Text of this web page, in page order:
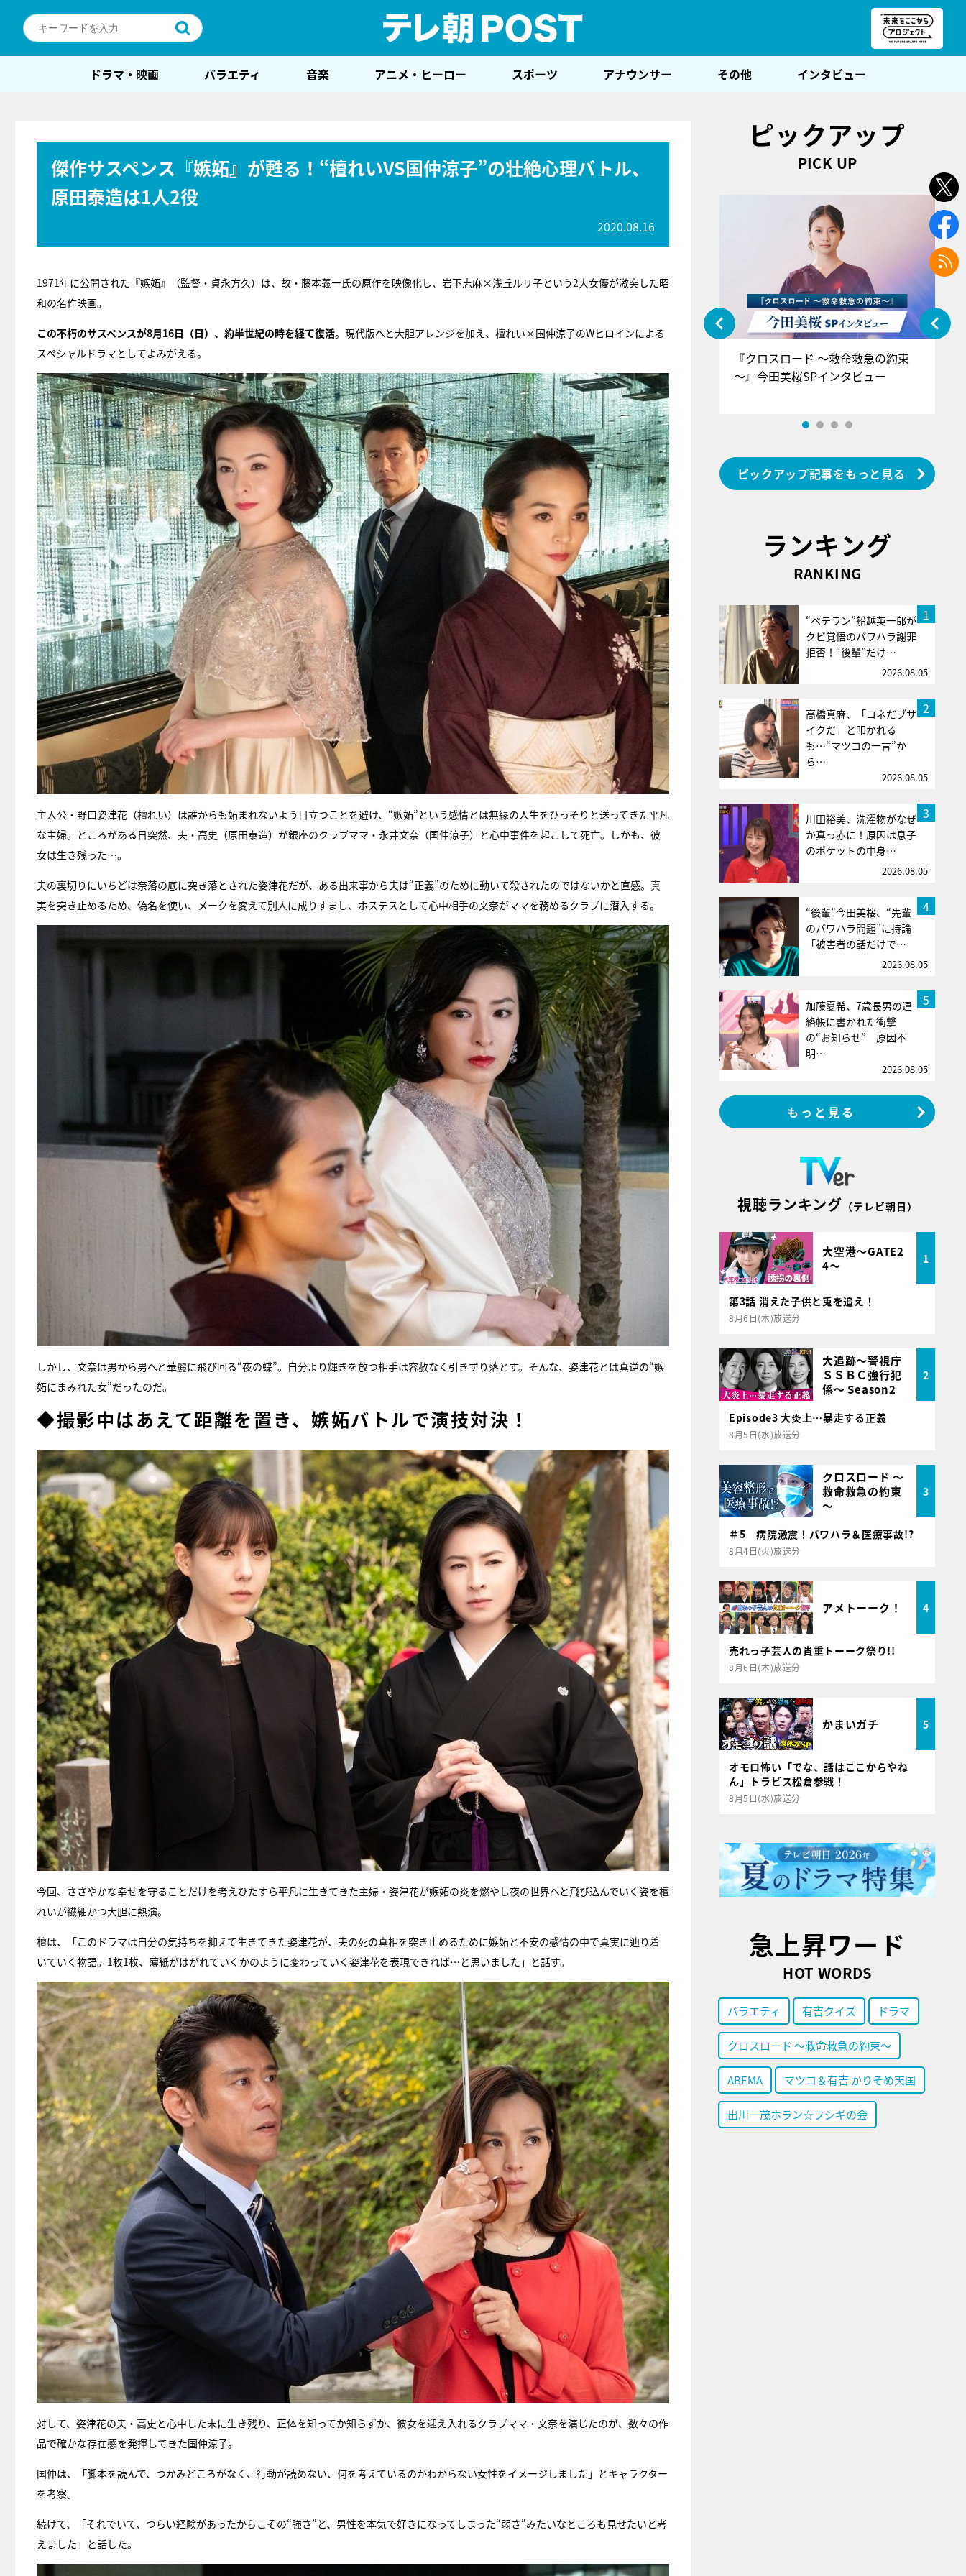
ドラマ・映画 バラエティ 音楽 アニメ・ヒーロー スポーツ アナウンサー その他 インタビュー
傑作サスペンス『嫉妬』が甦る！“檀れいVS国仲涼子”の壮絶心理バトル、
原田泰造は1人2役
2020.08.16
1971年に公開された『嫉妬』（監督・貞永方久）は、故・藤本義一氏の原作を映像化し、岩下志麻×浅丘ルリ子という2大女優が激突した昭
和の名作映画。
この不朽のサスペンスが8月16日（日）、約半世紀の時を経て復活。現代版へと大胆アレンジを加え、檀れい×国仲涼子のWヒロインによる
スペシャルドラマとしてよみがえる。
主人公・野口姿津花（檀れい）は誰からも妬まれないよう目立つことを避け、“嫉妬”という感情とは無縁の人生をひっそりと送ってきた平凡
な主婦。ところがある日突然、夫・高史（原田泰造）が銀座のクラブママ・永井文奈（国仲涼子）と心中事件を起こして死亡。しかも、彼
女は生き残った…。
夫の裏切りにいちどは奈落の底に突き落とされた姿津花だが、ある出来事から夫は“正義”のために動いて殺されたのではないかと直感。真
実を突き止めるため、偽名を使い、メークを変えて別人に成りすまし、ホステスとして心中相手の文奈がママを務めるクラブに潜入する。
しかし、文奈は男から男へと華麗に飛び回る“夜の蝶”。自分より輝きを放つ相手は容赦なく引きずり落とす。そんな、姿津花とは真逆の“嫉
妬にまみれた女”だったのだ。
◆撮影中はあえて距離を置き、嫉妬バトルで演技対決！
今回、ささやかな幸せを守ることだけを考えひたすら平凡に生きてきた主婦・姿津花が嫉妬の炎を燃やし夜の世界へと飛び込んでいく姿を檀
れいが繊細かつ大胆に熱演。
檀は、「このドラマは自分の気持ちを抑えて生きてきた姿津花が、夫の死の真相を突き止めるために嫉妬と不安の感情の中で真実に辿り着
いていく物語。1枚1枚、薄紙がはがれていくかのように変わっていく姿津花を表現できれば…と思いました」と話す。
対して、姿津花の夫・高史と心中した末に生き残り、正体を知ってか知らずか、彼女を迎え入れるクラブママ・文奈を演じたのが、数々の作
品で確かな存在感を発揮してきた国仲涼子。
国仲は、「脚本を読んで、つかみどころがなく、行動が読めない、何を考えているのかわからない女性をイメージしました」とキャラクター
を考察。
続けて、「それでいて、つらい経験があったからこその“強さ”と、男性を本気で好きになってしまった“弱さ”みたいなところも見せたいと考
えました」と話した。
ピックアップ
PICK UP
E齋藤樹愛羅＆佐々木舞香SPインタ
ビュー
『クロスロード ～救命救急の約束
～』今田美桜SPインタビュー
ピックアップ記事をもっと見る
ランキング
RANKING
1
“ベテラン”船越英一郎が
クビ覚悟のパワハラ謝罪
拒否！“後輩”だけ…
2026.08.05
2
高橋真麻、「コネだブサ
イクだ」と叩かれる
も…“マツコの一言”か
ら…
2026.08.05
3
川田裕美、洗濯物がなぜ
か真っ赤に！原因は息子
のポケットの中身…
2026.08.05
4
“後輩”今田美桜、“先輩
のパワハラ問題”に持論
「被害者の話だけで…
2026.08.05
5
加藤夏希、7歳長男の連
絡帳に書かれた衝撃
の“お知らせ” 原因不
明…
2026.08.05
もっと見る
視聴ランキング （テレビ朝日）
大空港～GATE2
4～
1
第3話 消えた子供と兎を追え！
8月6日(木)放送分
大追跡～警視庁
ＳＳＢＣ強行犯
係～ Season2
2
Episode3 大炎上…暴走する正義
8月5日(水)放送分
クロスロード ～
救命救急の約束
～
3
＃5 病院激震！パワハラ＆医療事故!?
8月4日(火)放送分
アメトーーク！ 4
売れっ子芸人の貴重トーーク祭り!!
8月6日(木)放送分
かまいガチ 5
オモロ怖い「でな、話はここからやね
ん」トラビス松倉参戦！
8月5日(水)放送分
急上昇ワード
HOT WORDS
バラエティ 有吉クイズ ドラマ
クロスロード ～救命救急の約束～
ABEMA マツコ＆有吉 かりそめ天国
出川一茂ホラン☆フシギの会